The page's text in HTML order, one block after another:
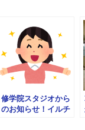
修学院スタジオから
のお知らせ！イルチ